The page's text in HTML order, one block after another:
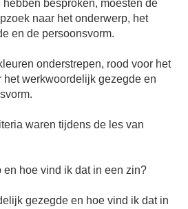
besproken, moesten de
naar het onderwerp, het
en de persoonsvorm.
onderstrepen, rood voor het
werkwoordelijk gezegde en
waren tijdens de les van
en hoe vind ik dat in een zin?
gezegde en hoe vind ik dat in